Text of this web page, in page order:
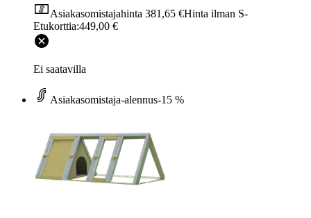
Asiakasomistajahinta 381,65 €Hinta ilman S-
Etukorttia:449,00 €
Ei saatavilla
Asiakasomistaja-alennus-15 %